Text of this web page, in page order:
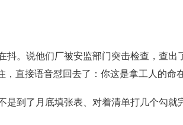
抖。说他们厂被安监部门突击检查，查
直接语音怼回去了：你这是拿工人的
到了月底填张表、对着清单打几个勾